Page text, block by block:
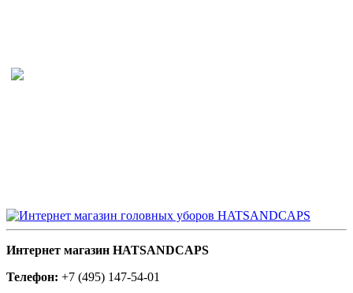
Интернет магазин HATSANDCAPS
Телефон: +7 (495) 147-54-01